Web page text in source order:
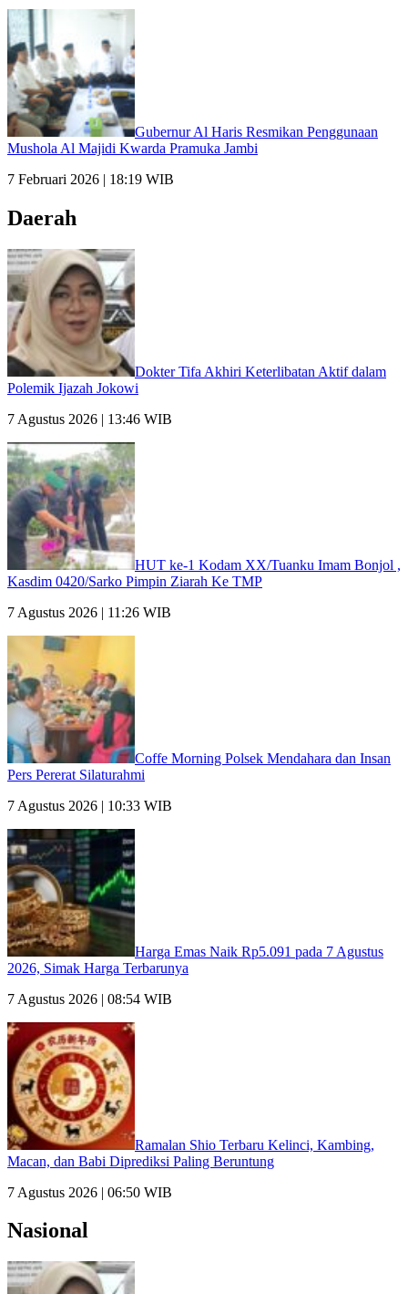
Gubernur Al Haris Resmikan Penggunaan
Mushola Al Majidi Kwarda Pramuka Jambi
7 Februari 2026 | 18:19 WIB
Daerah
Dokter Tifa Akhiri Keterlibatan Aktif dalam
Polemik Ijazah Jokowi
7 Agustus 2026 | 13:46 WIB
HUT ke-1 Kodam XX/Tuanku Imam Bonjol ,
Kasdim 0420/Sarko Pimpin Ziarah Ke TMP
7 Agustus 2026 | 11:26 WIB
Coffe Morning Polsek Mendahara dan Insan
Pers Pererat Silaturahmi
7 Agustus 2026 | 10:33 WIB
Harga Emas Naik Rp5.091 pada 7 Agustus
2026, Simak Harga Terbarunya
7 Agustus 2026 | 08:54 WIB
Ramalan Shio Terbaru Kelinci, Kambing,
Macan, dan Babi Diprediksi Paling Beruntung
7 Agustus 2026 | 06:50 WIB
Nasional